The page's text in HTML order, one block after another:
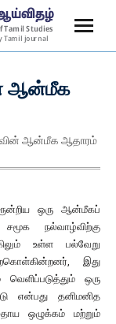
ஆன்மீக
ஆன்மீக ஆதாரம்
ஒரு ஆன்மீகப்
நல்வாழ்விற்கு
உள்ள பல்வேறு
இது
ஒரு
என்பது தனிமனித
ஒழுக்கம் மற்றும்